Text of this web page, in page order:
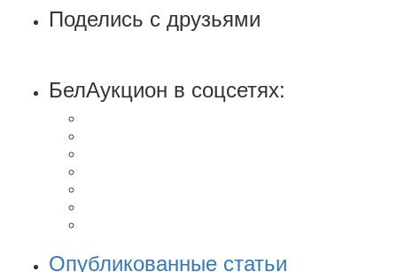
Поделись с друзьями
БелАукцион в соцсетях:
Опубликованные статьи